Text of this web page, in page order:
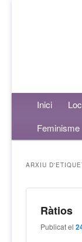
Menú principal
Aneu al
Aneu al
Inici
Feminisme
ARXIU
Ràtios
Publicat el